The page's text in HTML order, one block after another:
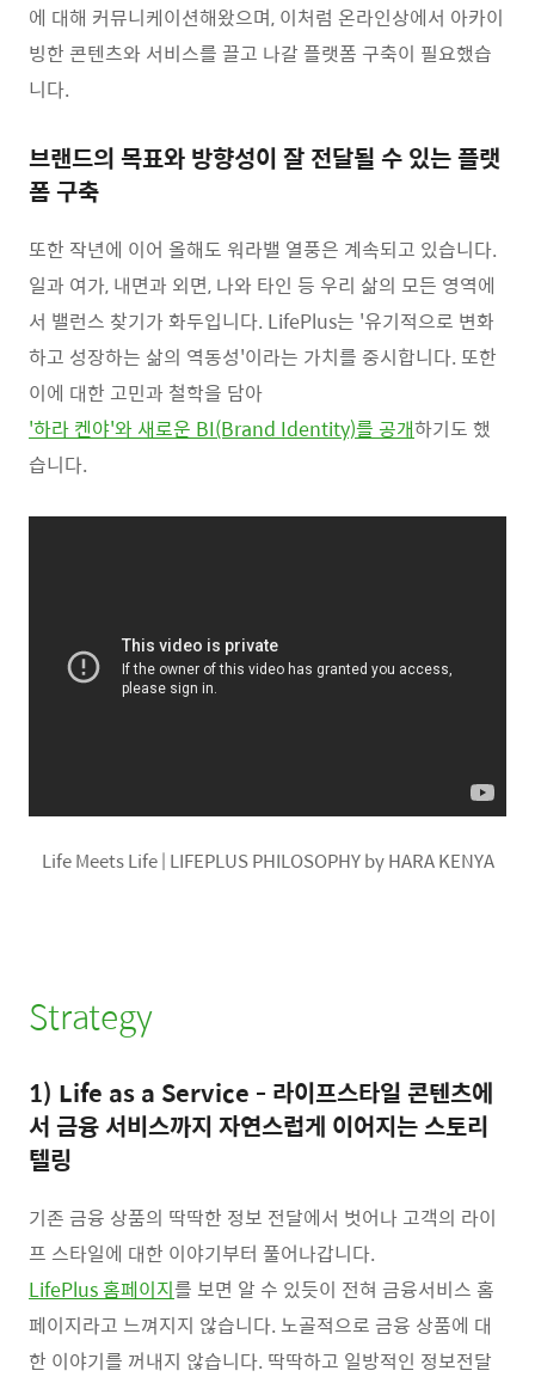
에 대해 커뮤니케이션해왔으며, 이처럼 온라인상에서 아카이
빙한 콘텐츠와 서비스를 끌고 나갈 플랫폼 구축이 필요했습
니다.
브랜드의 목표와 방향성이 잘 전달될 수 있는 플랫
폼 구축
또한 작년에 이어 올해도 워라밸 열풍은 계속되고 있습니다.
일과 여가, 내면과 외면, 나와 타인 등 우리 삶의 모든 영역에
서 밸런스 찾기가 화두입니다. LifePlus는 '유기적으로 변화
하고 성장하는 삶의 역동성'이라는 가치를 중시합니다. 또한
이에 대한 고민과 철학을 담아
'하라 켄야'와 새로운 BI(Brand Identity)를 공개하기도 했
습니다.
Life Meets Life | LIFEPLUS PHILOSOPHY by HARA KENYA
Strategy
1) Life as a Service - 라이프스타일 콘텐츠에
서 금융 서비스까지 자연스럽게 이어지는 스토리
텔링
기존 금융 상품의 딱딱한 정보 전달에서 벗어나 고객의 라이
프 스타일에 대한 이야기부터 풀어나갑니다.
LifePlus 홈페이지를 보면 알 수 있듯이 전혀 금융서비스 홈
페이지라고 느껴지지 않습니다. 노골적으로 금융 상품에 대
한 이야기를 꺼내지 않습니다. 딱딱하고 일방적인 정보전달